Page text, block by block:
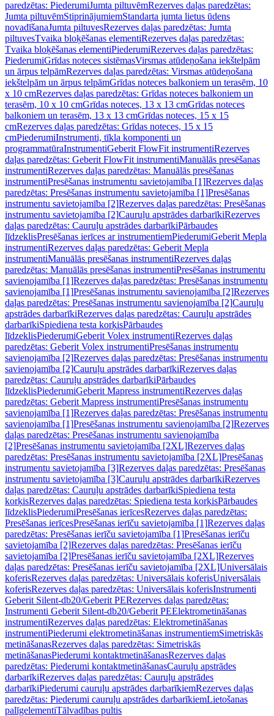
paredzētas: PiederumiJumta piltuvēmRezerves daļas paredzētas:
Jumta piltuvēmStiprinājumiemStandarta jumta lietus ūdens
novadīšanaJumta piltuvesRezerves daļas paredzētas: Jumta
piltuvesTvaika bloķēšanas elementiRezerves daļas paredzētas:
Tvaika bloķēšanas elementiPiederumiRezerves daļas paredzētas:
PiederumiGrīdas noteces sistēmasVirsmas atūdeņošana iekštelpām
un ārpus telpāmRezerves daļas paredzētas: Virsmas atūdeņošana
iekštelpām un ārpus telpāmGrīdas noteces balkoniem un terasēm, 10
x 10 cmRezerves daļas paredzētas: Grīdas noteces balkoniem un
terasēm, 10 x 10 cmGrīdas noteces, 13 x 13 cmGrīdas noteces
balkoniem un terasēm, 13 x 13 cmGrīdas noteces, 15 x 15
cmRezerves daļas paredzētas: Grīdas noteces, 15 x 15
cmPiederumiInstrumenti, tīkla komponenti un
programmatūraInstrumentiGeberit FlowFit instrumentiRezerves
daļas paredzētas: Geberit FlowFit instrumentiManuālās presēšanas
instrumentiRezerves daļas paredzētas: Manuālās presēšanas
instrumentiPresēšanas instrumentu savietojamība [1]Rezerves daļas
paredzētas: Presēšanas instrumentu savietojamība [1]Presēšanas
instrumentu savietojamība [2]Rezerves daļas paredzētas: Presēšanas
instrumentu savietojamība [2]Cauruļu apstrādes darbarīkiRezerves
daļas paredzētas: Cauruļu apstrādes darbarīkiPārbaudes
līdzeklisPresēšanas ierīces ar instrumentiemPiederumiGeberit Mepla
instrumentiRezerves daļas paredzētas: Geberit Mepla
instrumentiManuālās presēšanas instrumentiRezerves daļas
paredzētas: Manuālās presēšanas instrumentiPresēšanas instrumentu
savienojamība [1]Rezerves daļas paredzētas: Presēšanas instrumentu
savienojamība [1]Presēšanas instrumentu savienojamība [2]Rezerves
daļas paredzētas: Presēšanas instrumentu savienojamība [2]Cauruļu
apstrādes darbarīkiRezerves daļas paredzētas: Cauruļu apstrādes
darbarīkiSpiediena testa korķisPārbaudes
līdzeklisPiederumiGeberit Volex instrumentiRezerves daļas
paredzētas: Geberit Volex instrumentiPresēšanas instrumentu
savienojamība [2]Rezerves daļas paredzētas: Presēšanas instrumentu
savienojamība [2]Cauruļu apstrādes darbarīkiRezerves daļas
paredzētas: Cauruļu apstrādes darbarīkiPārbaudes
līdzeklisPiederumiGeberit Mapress instrumentiRezerves daļas
paredzētas: Geberit Mapress instrumentiPresēšanas instrumentu
savienojamība [1]Rezerves daļas paredzētas: Presēšanas instrumentu
savienojamība [1]Presēšanas instrumentu savienojamība [2]Rezerves
daļas paredzētas: Presēšanas instrumentu savienojamība
[2]Presēšanas instrumentu savietojamība [2XL]Rezerves daļas
paredzētas: Presēšanas instrumentu savietojamība [2XL]Presēšanas
instrumentu savietojamība [3]Rezerves daļas paredzētas: Presēšanas
instrumentu savietojamība [3]Cauruļu apstrādes darbarīkiRezerves
daļas paredzētas: Cauruļu apstrādes darbarīkiSpiediena testa
korķisRezerves daļas paredzētas: Spiediena testa korķisPārbaudes
līdzeklisPiederumiPresēšanas ierīcesRezerves daļas paredzētas:
Presēšanas ierīcesPresēšanas ierīču savietojamība [1]Rezerves daļas
paredzētas: Presēšanas ierīču savietojamība [1]Presēšanas ierīču
savietojamība [2]Rezerves daļas paredzētas: Presēšanas ierīču
savietojamība [2]Presēšanas ierīču savietojamība [2XL]Rezerves
daļas paredzētas: Presēšanas ierīču savietojamība [2XL]Universālais
koferisRezerves daļas paredzētas: Universālais koferisUniversālais
koferisRezerves daļas paredzētas: Universālais koferisInstrumenti
Geberit Silent-db20/Geberit PERezerves daļas paredzētas:
Instrumenti Geberit Silent-db20/Geberit PEElektrometināšanas
instrumentiRezerves daļas paredzētas: Elektrometināšanas
instrumentiPiederumi elektrometināšanas instrumentiemSimetriskās
metināšanasRezerves daļas paredzētas: Simetriskās
metināšanasPiederumi kontaktmetināšanasRezerves daļas
paredzētas: Piederumi kontaktmetināšanasCauruļu apstrādes
darbarīkiRezerves daļas paredzētas: Cauruļu apstrādes
darbarīkiPiederumi cauruļu apstrādes darbarīkiemRezerves daļas
paredzētas: Piederumi cauruļu apstrādes darbarīkiemLietošanas
palīgelementiTālvadības pultis